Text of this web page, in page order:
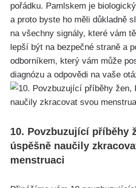
pořádku. Pamlskem je
a‍ proto‍ byste ho měli důkladně
na všechny signály, které⁢ vám
lepší být na bezpečné straně a
odborníkem, který vám může
diagnózu a⁤ odpovědi na vaše
10. Povzbuzující příběhy
úspěšně naučily
menstruaci